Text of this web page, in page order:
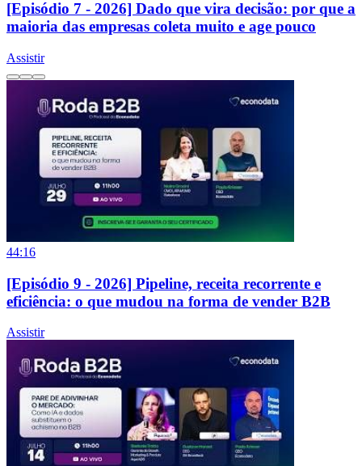
[Episódio 7 - 2026] Dado que vira decisão: por que a
maioria das empresas coleta muito e age pouco
Assistir
44:16
[Episódio 9 - 2026] Pipeline, receita recorrente e
eficiência: o que mudou na forma de vender B2B
Assistir